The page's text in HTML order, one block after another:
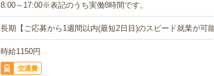
8:00～17:00※表記のうち実働8時間です。
長期【ご応募から1週間以内(最短2日目)のスピード就業が可
時給1150円
交通費